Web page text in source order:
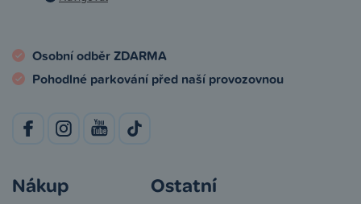
Osobní odběr ZDARMA
Pohodlné parkování před naší provozovnou
Nákup Ostatní